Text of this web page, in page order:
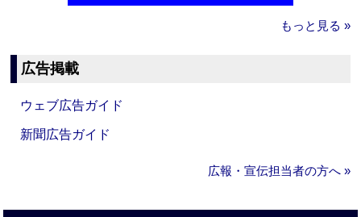
もっと見る »
広告掲載
ウェブ広告ガイド
新聞広告ガイド
広報・宣伝担当者の方へ »